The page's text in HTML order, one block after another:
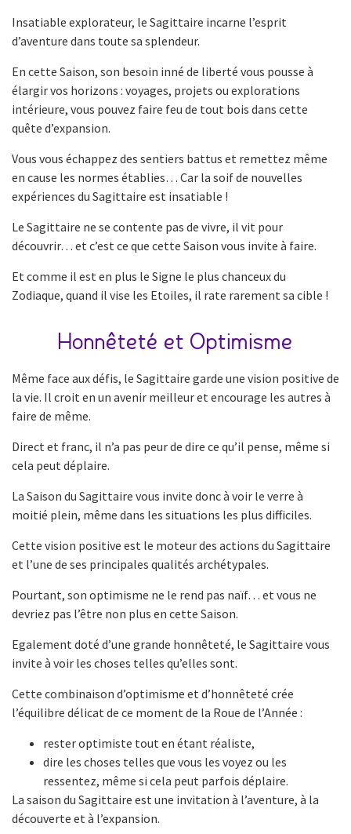
Insatiable explorateur, le Sagittaire incarne l’esprit
d’aventure dans toute sa splendeur.
En cette Saison, son besoin inné de liberté vous pousse à
élargir vos horizons : voyages, projets ou explorations
intérieure, vous pouvez faire feu de tout bois dans cette
quête d’expansion.
Vous vous échappez des sentiers battus et remettez même
en cause les normes établies… Car la soif de nouvelles
expériences du Sagittaire est insatiable !
Le Sagittaire ne se contente pas de vivre, il vit pour
découvrir… et c’est ce que cette Saison vous invite à faire.
Et comme il est en plus le Signe le plus chanceux du
Zodiaque, quand il vise les Etoiles, il rate rarement sa cible !
Honnêteté et Optimisme
Même face aux défis, le Sagittaire garde une vision positive de
la vie. Il croit en un avenir meilleur et encourage les autres à
faire de même.
Direct et franc, il n’a pas peur de dire ce qu’il pense, même si
cela peut déplaire.
La Saison du Sagittaire vous invite donc à voir le verre à
moitié plein, même dans les situations les plus difficiles.
Cette vision positive est le moteur des actions du Sagittaire
et l’une de ses principales qualités archétypales.
Pourtant, son optimisme ne le rend pas naïf… et vous ne
devriez pas l’être non plus en cette Saison.
Egalement doté d’une grande honnêteté, le Sagittaire vous
invite à voir les choses telles qu’elles sont.
Cette combinaison d’optimisme et d’honnêteté crée
l’équilibre délicat de ce moment de la Roue de l’Année :
rester optimiste tout en étant réaliste,
dire les choses telles que vous les voyez ou les
ressentez, même si cela peut parfois déplaire.
La saison du Sagittaire est une invitation à l’aventure, à la
découverte et à l’expansion.